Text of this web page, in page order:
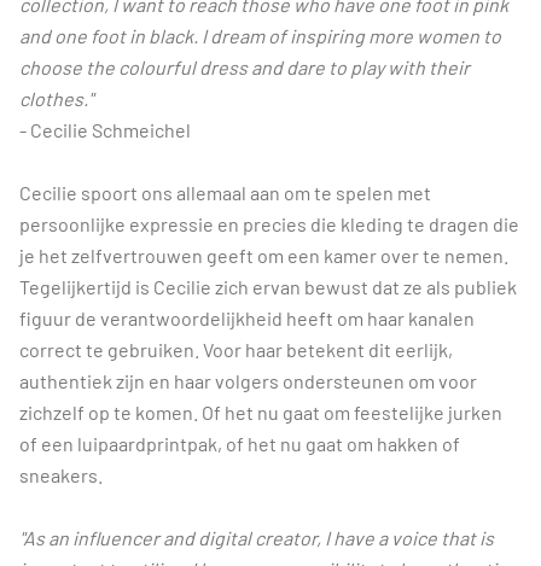
and one foot in black. I dream of inspiring more women to
choose the colourful dress and dare to play with their
clothes."
- Cecilie Schmeichel
Cecilie spoort ons allemaal aan om te spelen met
persoonlijke expressie en precies die kleding te dragen die
je het zelfvertrouwen geeft om een kamer over te nemen.
Tegelijkertijd is Cecilie zich ervan bewust dat ze als publiek
figuur de verantwoordelijkheid heeft om haar kanalen
correct te gebruiken. Voor haar betekent dit eerlijk,
authentiek zijn en haar volgers ondersteunen om voor
zichzelf op te komen. Of het nu gaat om feestelijke jurken
of een luipaardprintpak, of het nu gaat om hakken of
sneakers.
"As an influencer and digital creator, I have a voice that is